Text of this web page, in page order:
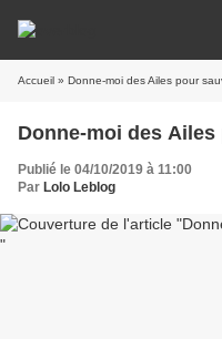
Accueil » Donne-moi des Ailes pour
Donne-moi des
Publié le 04/10/2019 à 11:00
Par Lolo Leblog